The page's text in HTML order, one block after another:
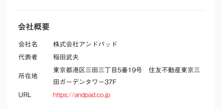
会社概要
会社名
株式会社アンドパッド
代表者
稲田武夫
所在地
東京都港区三田三丁目5番19号 住友不動産東京三
田ガーデンタワー37F
URL
https://andpad.co.jp